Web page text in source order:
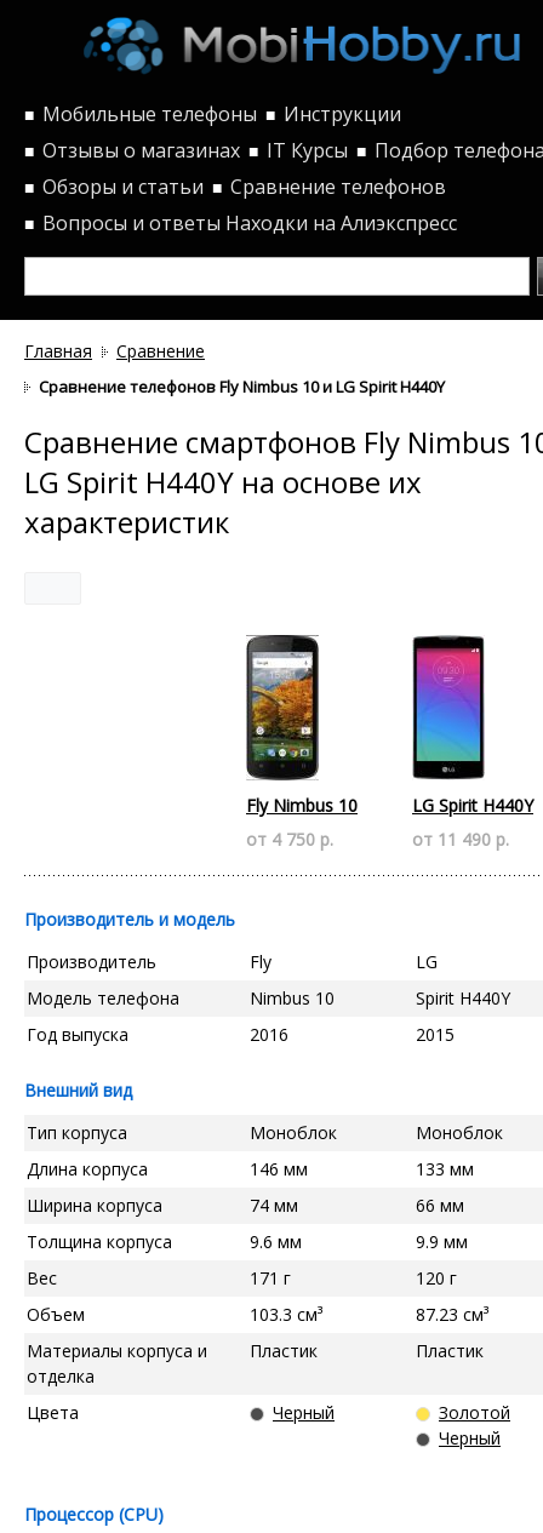
■ Мобильные телефоны ■ Инструкции
■ Отзывы о магазинах ■ IT Курсы ■ Подбор
■ Обзоры и статьи ■ Сравнение телефонов
■ Вопросы и ответы Находки на Алиэкспресс
Главная Сравнение
Сравнение телефонов Fly Nimbus 10 и LG Spirit H440Y по
Сравнение смартфонов Fly Nimbus
LG Spirit H440Y на основе их
характеристик
Fly Nimbus 10
от 4 750 р.
LG Spirit H440Y
от 11 490 р.
Производитель и модель
Производитель
Fly
LG
Модель телефона
Nimbus 10
Spirit H440Y
Год выпуска
2016 2015
Внешний вид
Тип корпуса
Моноблок
Моноблок
Длина корпуса
146 мм
133 мм
Ширина корпуса
74 мм
66 мм
Толщина корпуса
9.6 мм
9.9 мм
Вес
171 г
120 г
Объем
103.3 см³
87.23 см³
Материалы корпуса и
отделка
Пластик Пластик
Цвета Черный
Золотой
Черный
Процессор (CPU)